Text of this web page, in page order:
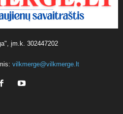
įm.k. 302447202
vilkmerge@vilkmerge.lt